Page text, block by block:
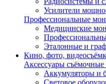
Усилители
Профессиональные
Медицинские
Эталонные и
Кино, фото,
Аксессуары
Аккумуляторы и
Световое